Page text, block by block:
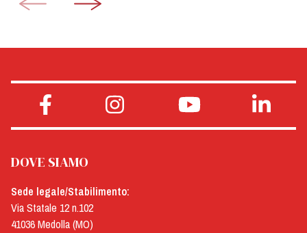
DOVE SIAMO
Sede legale/Stabilimento:
Via Statale 12 n.102
41036 Medolla (MO)